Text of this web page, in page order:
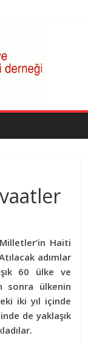
Haiti
adımlar
60 ülke ve
sonra ülkenin
iki yıl içinde
de yaklaşık